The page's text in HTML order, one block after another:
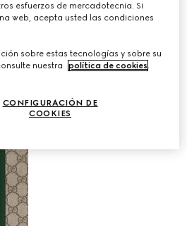
esfuerzos de mercadotecnia. Si
web, acepta usted las condiciones
sobre estas tecnologías y sobre su
nuestra
política de cookies.
CONFIGURACIÓN DE
COOKIES